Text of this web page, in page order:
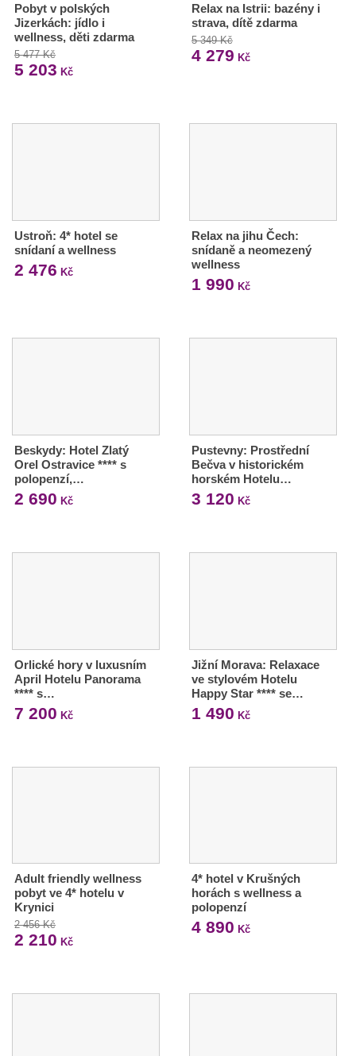
Pobyt v polských
Jizerkách: jídlo i
wellness, děti zdarma
5 477 Kč
5 203 Kč
Relax na Istrii: bazény i
strava, dítě zdarma
5 349 Kč
4 279 Kč
Ustroň: 4* hotel se
snídaní a wellness
2 476 Kč
Relax na jihu Čech:
snídaně a neomezený
wellness
1 990 Kč
Beskydy: Hotel Zlatý
Orel Ostravice **** s
polopenzí,…
2 690 Kč
Pustevny: Prostřední
Bečva v historickém
horském Hotelu…
3 120 Kč
Orlické hory v luxusním
April Hotelu Panorama
**** s…
7 200 Kč
Jižní Morava: Relaxace
ve stylovém Hotelu
Happy Star **** se…
1 490 Kč
Adult friendly wellness
pobyt ve 4* hotelu v
Krynici
2 456 Kč
2 210 Kč
4* hotel v Krušných
horách s wellness a
polopenzí
4 890 Kč